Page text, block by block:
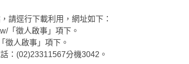
請逕行下載利用，網址如下：
「徵人啟事」項下。
人啟事」項下。
：(02)23311567分機3042。